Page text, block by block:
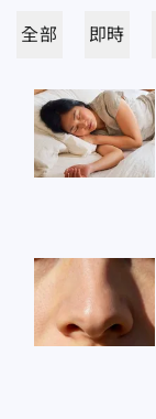
全部 即時